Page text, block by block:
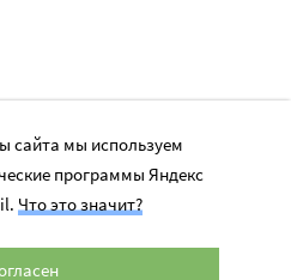
сайта мы используем
программы Яндекс
Что это значит?